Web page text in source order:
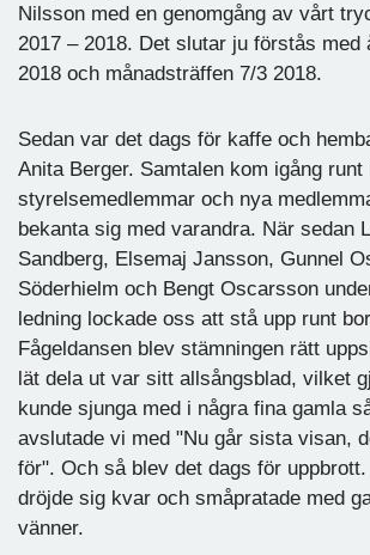
Nilsson med en genomgång av vårt
2017 – 2018. Det slutar ju förstås med
2018 och månadsträffen 7/3 2018.
Sedan var det dags för kaffe och
Anita Berger. Samtalen kom igång runt
styrelsemedlemmar och nya
bekanta sig med varandra. När sedan
Sandberg, Elsemaj Jansson, Gunnel
Söderhielm och Bengt Oscarsson
ledning lockade oss att stå upp runt
Fågeldansen blev stämningen rätt
lät dela ut var sitt allsångsblad, vilket
kunde sjunga med i några fina gamla
avslutade vi med "Nu går sista visan,
för". Och så blev det dags för
dröjde sig kvar och småpratade med
vänner.